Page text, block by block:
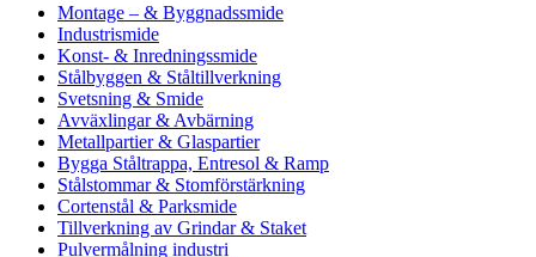
Montage – & Byggnadssmide
Industrismide
Konst- & Inredningssmide
Stålbyggen & Ståltillverkning
Svetsning & Smide
Avväxlingar & Avbärning
Metallpartier & Glaspartier
Bygga Ståltrappa, Entresol & Ramp
Stålstommar & Stomförstärkning
Cortenstål & Parksmide
Tillverkning av Grindar & Staket
Pulvermålning industri